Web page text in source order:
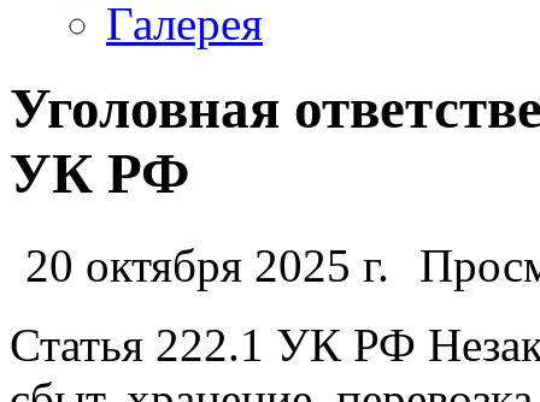
Галерея
Уголовная
УК РФ
20 октября 2025 г.
Статья 222.1 УК РФ